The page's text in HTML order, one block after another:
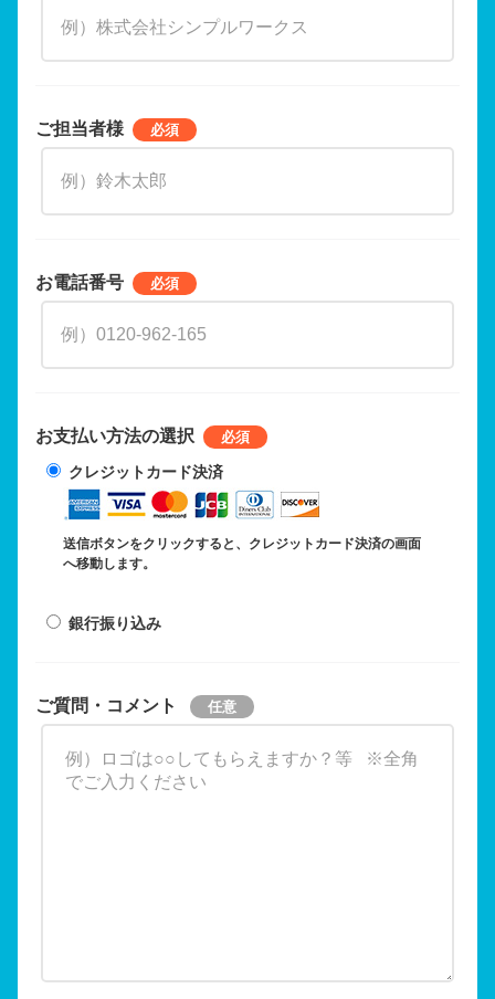
ご担当者様
お電話番号
お支払い方法の選択
クレジットカード決済
送信ボタンをクリックすると、クレジットカード決済の画面
へ移動します。
銀行振り込み
ご質問・コメント